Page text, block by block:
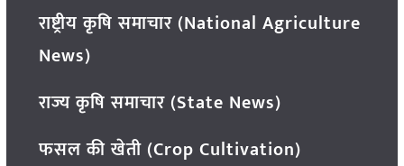
राष्ट्रीय कृषि समाचार (National Agriculture
News)
राज्य कृषि समाचार (State News)
फसल की खेती (Crop Cultivation)